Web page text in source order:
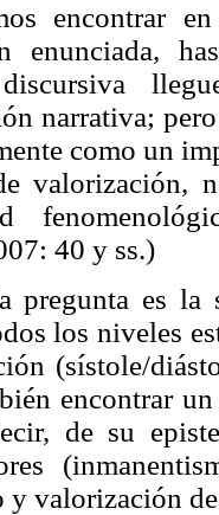
encontrar
enunciada,
narrativa;
como un
valorización,
40 y ss.)
pregunta es la
los niveles
(sístole/
encontrar
de su
valorización